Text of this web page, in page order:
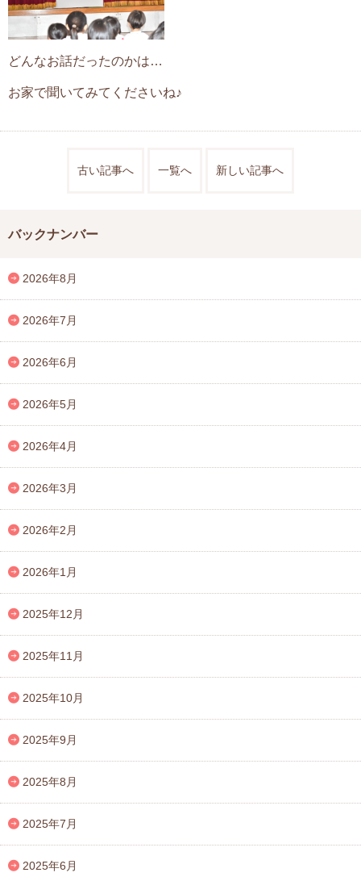
どんなお話だったのかは…
お家で聞いてみてくださいね♪
古い記事へ 一覧へ 新しい記事へ
バックナンバー
2026年8月
2026年7月
2026年6月
2026年5月
2026年4月
2026年3月
2026年2月
2026年1月
2025年12月
2025年11月
2025年10月
2025年9月
2025年8月
2025年7月
2025年6月